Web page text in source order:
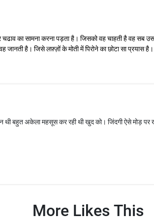
का सामना करना पड़ता है। जिसको वह चाहती है वह
जानती है। जिसे लफ़्ज़ों के मोती में पिरोने का छोटा सा प्रयास
बहुत अकेला महसूस कर रही थी खुद को। जिंदगी ऐसे मोड़ पर
More Likes This